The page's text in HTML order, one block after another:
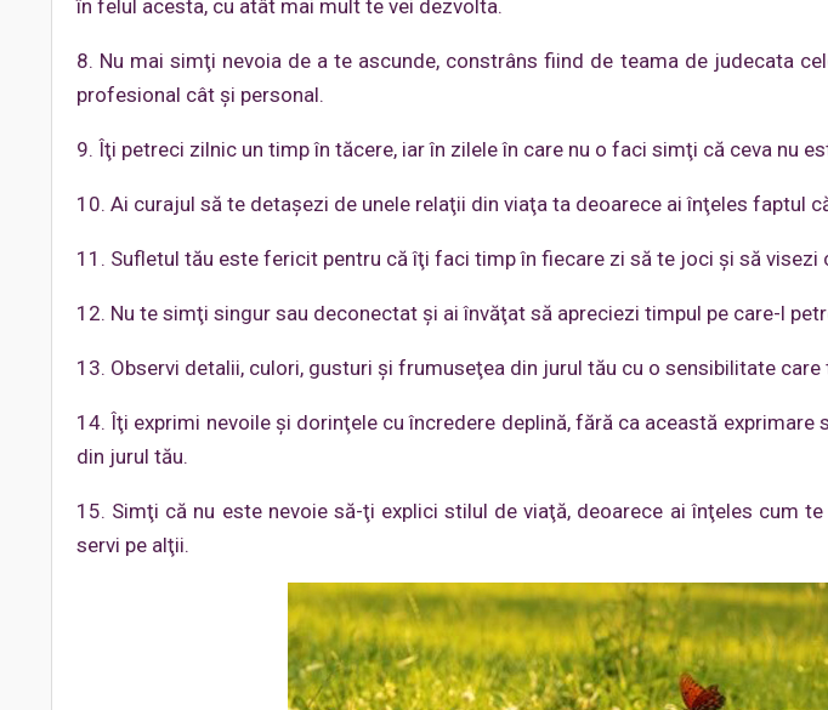
în felul acesta, cu atât mai mult te vei dezvolta.
8. Nu mai simţi nevoia de a te ascunde, constrâns fiind de teama de judecata
profesional cât şi personal.
9. Îţi petreci zilnic un timp în tăcere, iar în zilele în care nu o faci simţi că ceva nu
10. Ai curajul să te detaşezi de unele relaţii din viaţa ta deoarece ai înţeles faptul
11. Sufletul tău este fericit pentru că îţi faci timp în fiecare zi să te joci şi să visezi
12. Nu te simţi singur sau deconectat şi ai învăţat să apreciezi timpul pe care-l
13. Observi detalii, culori, gusturi şi frumuseţea din jurul tău cu o sensibilitate
14. Îţi exprimi nevoile şi dorinţele cu încredere deplină, fără ca această
din jurul tău.
15. Simţi că nu este nevoie să-ţi explici stilul de viaţă, deoarece ai înţeles cum
servi pe alţii.